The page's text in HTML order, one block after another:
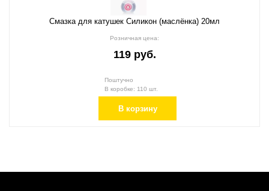
Смазка для катушек Силикон (маслёнка) 20мл
Розничная цена:
119 руб.
Поштучно
В коробке: 110 шт.
В корзину